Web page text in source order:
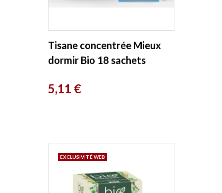
Tisane concentrée Mieux
dormir Bio 18 sachets
Prix
5,11 €
EXCLUSIVITÉ WEB